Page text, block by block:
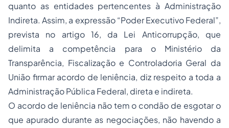
quanto as entidades pertencentes à Administração
Indireta. Assim, a expressão “Poder Executivo Federal”,
prevista no artigo 16, da Lei Anticorrupção, que
delimita a competência para o Ministério da
Transparência, Fiscalização e Controladoria Geral da
União firmar acordo de leniência, diz respeito a toda a
Administração Pública Federal, direta e indireta.
O acordo de leniência não tem o condão de esgotar o
que apurado durante as negociações, não havendo a